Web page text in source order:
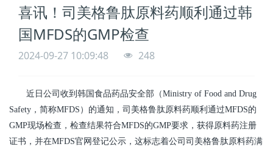
喜讯！司美格鲁肽原料药顺利通过韩
国MFDS的GMP检查
2024-09-27 10:09:48 248
近日公司收到韩国食品药品安全部（Ministry of Food and Drug
Safety，简称MFDS）的通知，司美格鲁肽原料药顺利通过MFDS的
GMP现场检查，检查结果符合MFDS的GMP要求，获得原料药注册
证书，并在MFDS官网登记公示，这标志着公司司美格鲁肽原料药满